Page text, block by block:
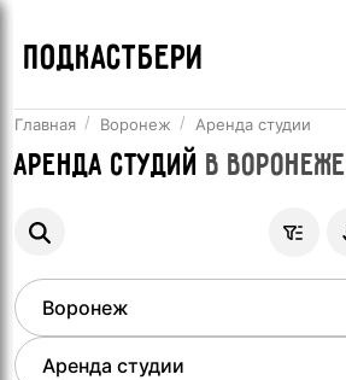
ПОДКАСТБЕРИ
Главная Воронеж Аренда студии
Аренда студий в Воронеже